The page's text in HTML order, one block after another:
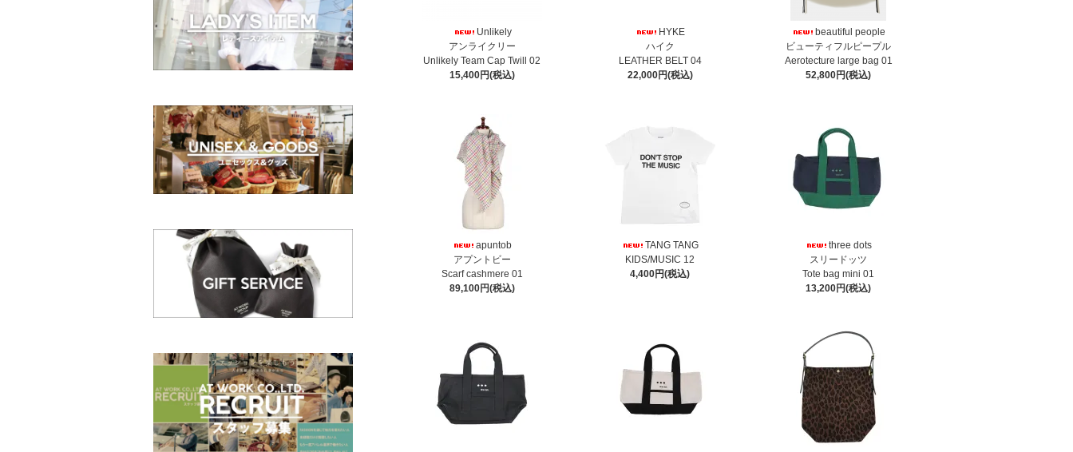
Unlikely
アンライクリー
Unlikely Team Cap Twill 02
15,400円(税込)
HYKE
ハイク
LEATHER BELT 04
22,000円(税込)
beautiful people
ビューティフルピープル
Aerotecture large bag 01
52,800円(税込)
apuntob
アプントビー
Scarf cashmere 01
89,100円(税込)
TANG TANG
KIDS/MUSIC 12
4,400円(税込)
three dots
スリードッツ
Tote bag mini 01
13,200円(税込)